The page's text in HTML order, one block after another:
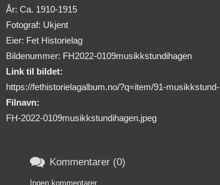
År: Ca. 1910-1915
Fotograf: Ukjent
Eier: Fet Historielag
Bildenummer: FH2022-0109musikkstundihagen
Link til bildet:
https://fethistorielagalbum.no/?q=item/91-
Filnavn:
FH-2022-0109musikkstundihagen.jpeg
 Kommentarer (0)
Ingen kommentarer